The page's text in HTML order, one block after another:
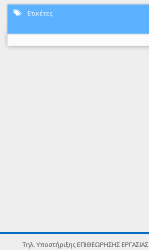
Ετικέτες
Τηλ. Υποστήριξης ΕΠΙΘΕΩΡΗΣΗΣ ΕΡΓΑΣΙΑΣ